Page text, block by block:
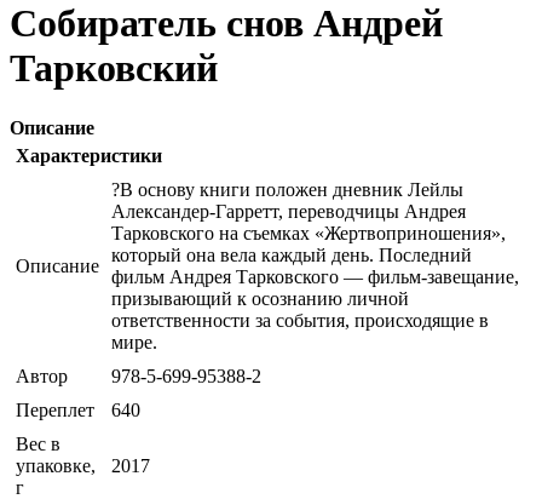
Собиратель снов Андрей
Тарковский
Описание
Характеристики
Описание
?В основу книги положен дневник Лейлы
Александер-Гарретт, переводчицы Андрея
Тарковского на съемках «Жертвоприношения»,
который она вела каждый день. Последний
фильм Андрея Тарковского — фильм-завещание,
призывающий к осознанию личной
ответственности за события, происходящие в
мире.
Автор
978-5-699-95388-2
Переплет
640
Вес в
упаковке,
г
2017